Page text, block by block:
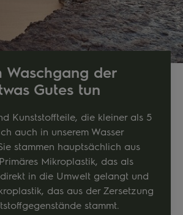
Waschgang der
Gutes tun
Kunststoffteile, die kleiner als 5
auch in unserem Wasser
stammen hauptsächlich aus
Mikroplastik, das als
in die Umwelt gelangt und
das aus der Zersetzung
stammt.